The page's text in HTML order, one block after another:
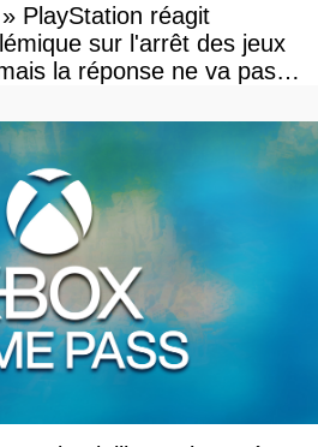
PlayStation réagit
sur l'arrêt des jeux
la réponse ne va pas